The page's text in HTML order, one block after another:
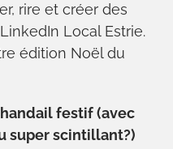
rire et créer des
Local Estrie.
édition Noël du
festif (avec
super scintillant?)